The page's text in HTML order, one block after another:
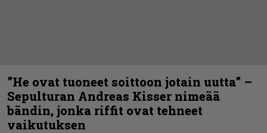
”He ovat tuoneet soittoon jotain uutta” –
Sepulturan Andreas Kisser nimeää
bändin, jonka riffit ovat tehneet
vaikutuksen